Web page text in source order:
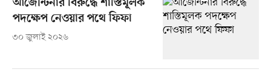
আর্জেন্টিনার বিরুদ্ধে শাস্তিমূলক
পদক্ষেপ নেওয়ার পথে ফিফা
৩০ জুলাই ২০২৬